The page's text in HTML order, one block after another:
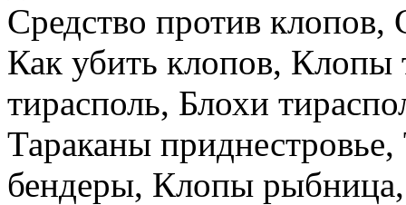
Средство против клопов,
Как убить клопов, Клопы
тирасполь, Блохи
Тараканы
бендеры, Клопы